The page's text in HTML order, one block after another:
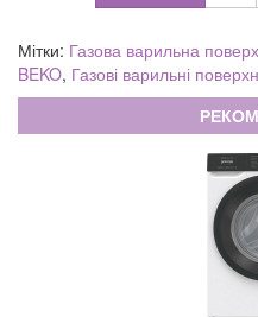
Мітки: Газова варильна
BEKO, Газові варильні